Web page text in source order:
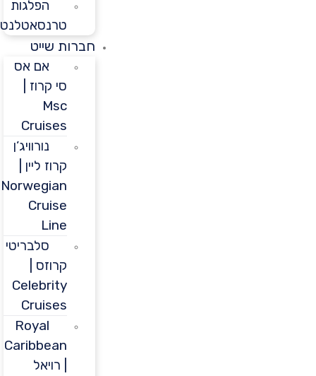
הפלגות
טרנסאטלנטיות
חברות שייט
אם אס
סי קרוז |
Cruises
נורוויג’ן
קרוז ליין |
Norwegian
Cruise
סלבריטי
קרוזס |
Celebrity
Cruises
Royal
Caribbean